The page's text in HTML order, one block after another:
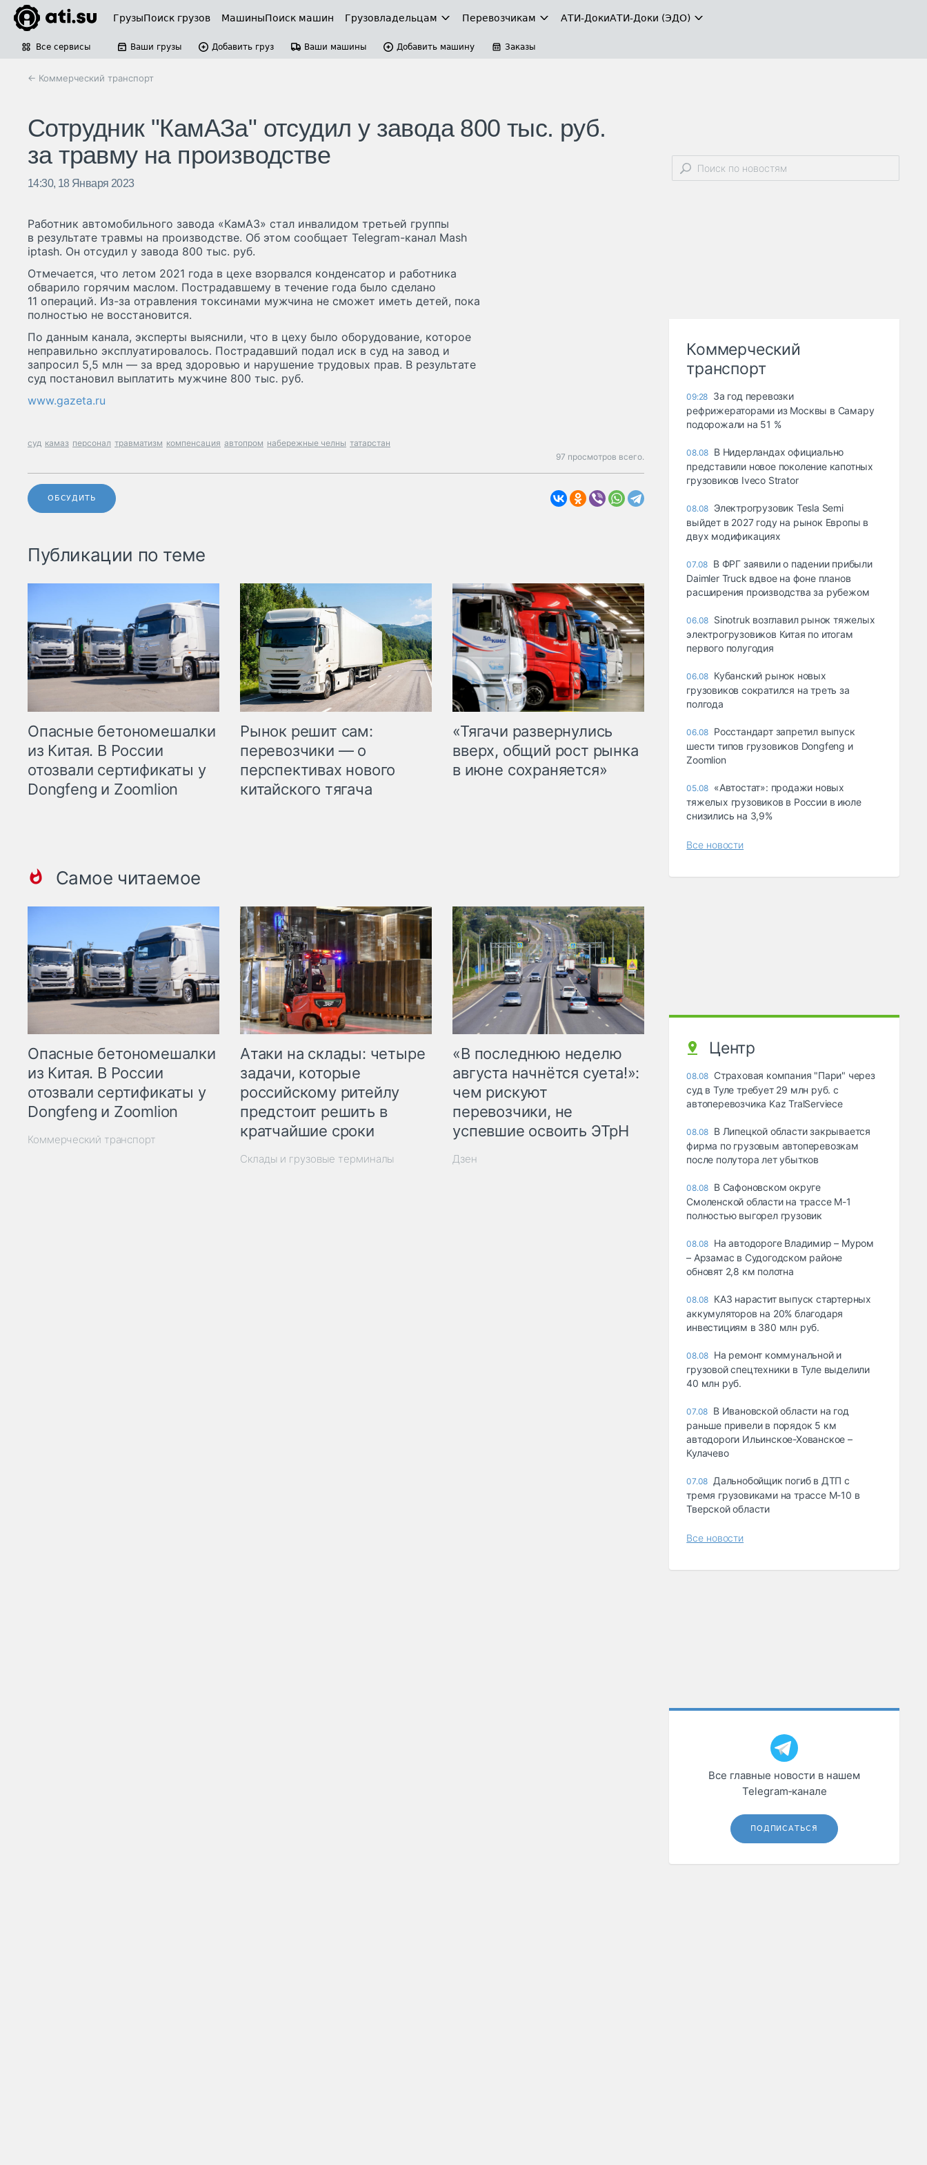
ГрузыПоиск грузов МашиныПоиск машин Грузовладельцам Перевозчикам АТИ-ДокиАТИ-Доки (ЭДО)
Все сервисы Ваши грузы Добавить груз Ваши машины Добавить машину Заказы
← Коммерческий транспорт
Сотрудник "КамАЗа" отсудил у завода 800 тыс. руб.
за травму на производстве
14:30, 18 Января 2023
Работник автомобильного завода «КамАЗ» стал инвалидом третьей группы
в результате травмы на производстве. Об этом сообщает Telegram-канал Mash
iptash. Он отсудил у завода 800 тыс. руб.
Отмечается, что летом 2021 года в цехе взорвался конденсатор и работника
обварило горячим маслом. Пострадавшему в течение года было сделано
11 операций. Из-за отравления токсинами мужчина не сможет иметь детей, пока
полностью не восстановится.
По данным канала, эксперты выяснили, что в цеху было оборудование, которое
неправильно эксплуатировалось. Пострадавший подал иск в суд на завод и
запросил 5,5 млн — за вред здоровью и нарушение трудовых прав. В результате
суд постановил выплатить мужчине 800 тыс. руб.
www.gazeta.ru
суд камаз персонал травматизм компенсация автопром набережные челны татарстан
97 просмотров всего.
ОБСУДИТЬ
Публикации по теме
Опасные бетономешалки
из Китая. В России
отозвали сертификаты у
Dongfeng и Zoomlion
Рынок решит сам:
перевозчики — о
перспективах нового
китайского тягача
«Тягачи развернулись
вверх, общий рост рынка
в июне сохраняется»
Самое читаемое
Опасные бетономешалки
из Китая. В России
отозвали сертификаты у
Dongfeng и Zoomlion
Коммерческий транспорт
Атаки на склады: четыре
задачи, которые
российскому ритейлу
предстоит решить в
кратчайшие сроки
Склады и грузовые терминалы
«В последнюю неделю
августа начнётся суета!»:
чем рискуют
перевозчики, не
успевшие освоить ЭТрН
Дзен
Коммерческий
транспорт
09:28 За год перевозки
рефрижераторами из Москвы в Самару
подорожали на 51 %
08.08 В Нидерландах официально
представили новое поколение капотных
грузовиков Iveco Strator
08.08 Электрогрузовик Tesla Semi
выйдет в 2027 году на рынок Европы в
двух модификациях
07.08 В ФРГ заявили о падении прибыли
Daimler Truck вдвое на фоне планов
расширения производства за рубежом
06.08 Sinotruk возглавил рынок тяжелых
электрогрузовиков Китая по итогам
первого полугодия
06.08 Кубанский рынок новых
грузовиков сократился на треть за
полгода
06.08 Росстандарт запретил выпуск
шести типов грузовиков Dongfeng и
Zoomlion
05.08 «Автостат»: продажи новых
тяжелых грузовиков в России в июле
снизились на 3,9%
Все новости
Центр
08.08 Страховая компания "Пари" через
суд в Туле требует 29 млн руб. с
автоперевозчика Kaz TralServiece
08.08 В Липецкой области закрывается
фирма по грузовым автоперевозкам
после полутора лет убытков
08.08 В Сафоновском округе
Смоленской области на трассе М-1
полностью выгорел грузовик
08.08 На автодороге Владимир – Муром
– Арзамас в Судогодском районе
обновят 2,8 км полотна
08.08 КАЗ нарастит выпуск стартерных
аккумуляторов на 20% благодаря
инвестициям в 380 млн руб.
08.08 На ремонт коммунальной и
грузовой спецтехники в Туле выделили
40 млн руб.
07.08 В Ивановской области на год
раньше привели в порядок 5 км
автодороги Ильинское-Хованское –
Кулачево
07.08 Дальнобойщик погиб в ДТП с
тремя грузовиками на трассе М-10 в
Тверской области
Все новости
Все главные новости в нашем
Telegram‑канале
ПОДПИСАТЬСЯ